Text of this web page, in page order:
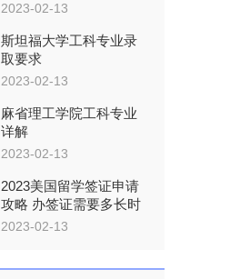
2023-02-13
斯坦福大学工科专业录
取要求
2023-02-13
麻省理工学院工科专业
详解
2023-02-13
2023美国留学签证申请
攻略 办签证需要多长时
间
2023-02-13